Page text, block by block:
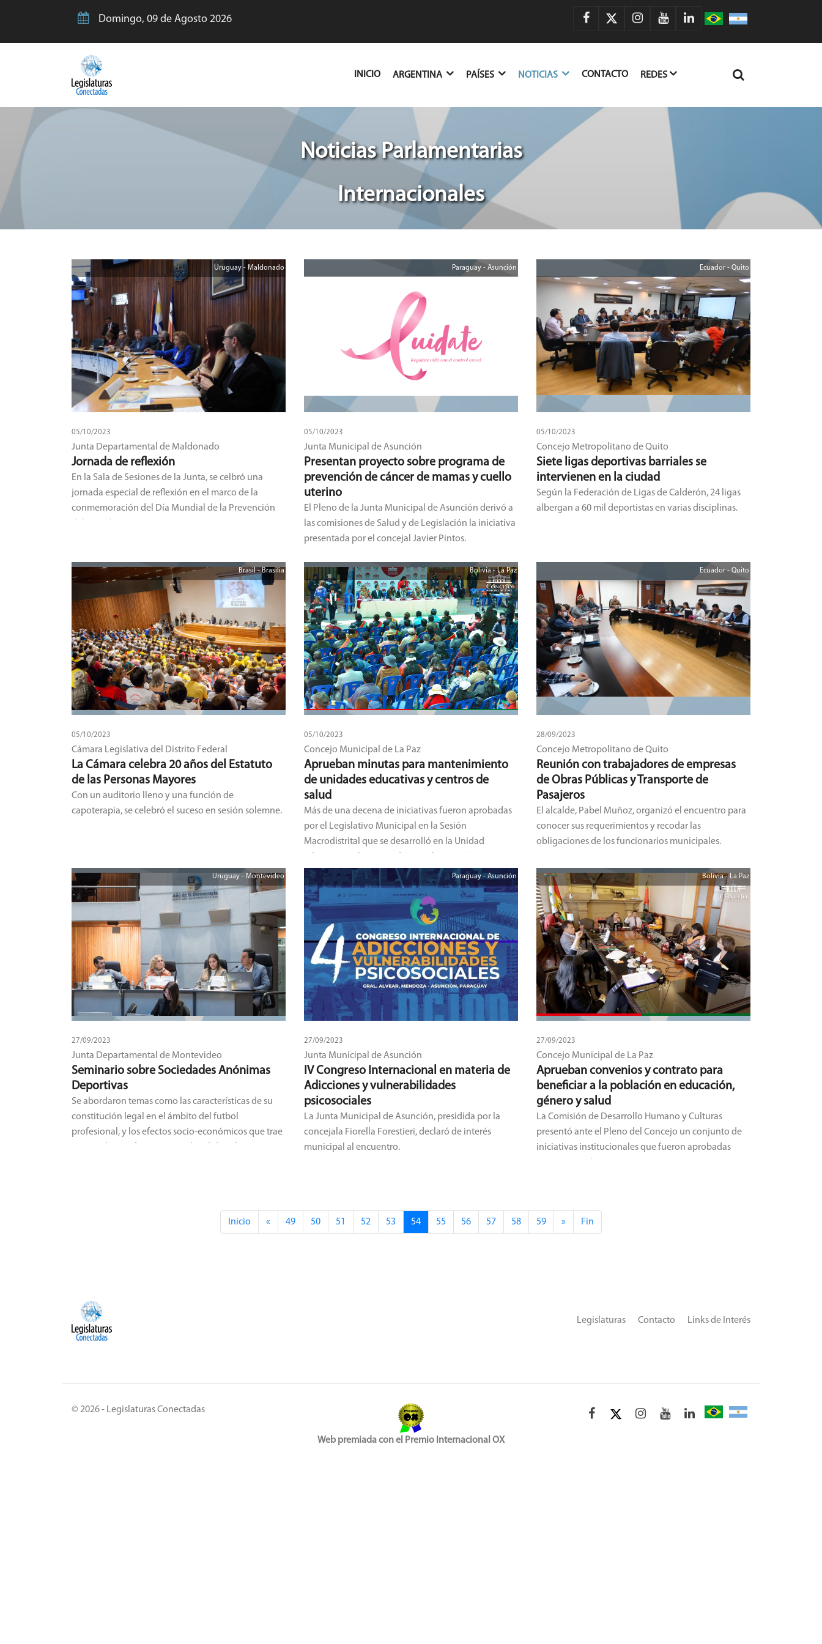
Domingo, 09 de Agosto 2026
INICIO(CURRENT)
ARGENTINA PAÍSES NOTICIAS CONTACTO REDES
Noticias Parlamentarias
Internacionales
05/10/2023
Junta Departamental de Maldonado
Uruguay - Maldonado
Jornada de reflexión
En la Sala de Sesiones de la Junta, se celbró una
jornada especial de reflexión en el marco de la
conmemoración del Día Mundial de la Prevención
05/10/2023
Junta Municipal de Asunción
Paraguay - Asunción
Presentan proyecto sobre programa de
prevención de cáncer de mamas y cuello
uterino
El Pleno de la Junta Municipal de Asunción derivó a
las comisiones de Salud y de Legislación la iniciativa
presentada por el concejal Javier Pintos.
05/10/2023
Concejo Metropolitano de Quito
Ecuador - Quito
Siete ligas deportivas barriales se
intervienen en la ciudad
Según la Federación de Ligas de Calderón, 24 ligas
albergan a 60 mil deportistas en varias disciplinas.
05/10/2023
Cámara Legislativa del Distrito Federal
Brasil - Brasilia
La Cámara celebra 20 años del Estatuto
de las Personas Mayores
Con un auditorio lleno y una función de
capoterapia, se celebró el suceso en sesión solemne.
05/10/2023
Concejo Municipal de La Paz
Bolivia - La Paz
Aprueban minutas para mantenimiento
de unidades educativas y centros de
salud
Más de una decena de iniciativas fueron aprobadas
por el Legislativo Municipal en la Sesión
Macrodistrital que se desarrolló en la Unidad
de las necesidades del macrodistrito Max Paredes.
28/09/2023
Concejo Metropolitano de Quito
Ecuador - Quito
Reunión con trabajadores de empresas
de Obras Públicas y Transporte de
Pasajeros
El alcalde, Pabel Muñoz, organizó el encuentro para
conocer sus requerimientos y recodar las
obligaciones de los funcionarios municipales.
27/09/2023
Junta Departamental de Montevideo
Uruguay - Montevideo
Seminario sobre Sociedades Anónimas
Deportivas
Se abordaron temas como las características de su
constitución legal en el ámbito del futbol
profesional, y los efectos socio-económicos que trae
27/09/2023
Junta Municipal de Asunción
Paraguay - Asunción
IV Congreso Internacional en materia de
Adicciones y vulnerabilidades
psicosociales
La Junta Municipal de Asunción, presidida por la
concejala Fiorella Forestieri, declaró de interés
municipal al encuentro.
27/09/2023
Concejo Municipal de La Paz
Bolivia - La Paz
Aprueban convenios y contrato para
beneficiar a la población en educación,
género y salud
La Comisión de Desarrollo Humano y Culturas
presentó ante el Pleno del Concejo un conjunto de
iniciativas institucionales que fueron aprobadas
Inicio « 49 50 51 52 53 54 55 56 57 58 59 » Fin
Links de Interés
Contacto
Legislaturas
© 2026 - Legislaturas Conectadas
Web premiada con el Premio Internacional OX